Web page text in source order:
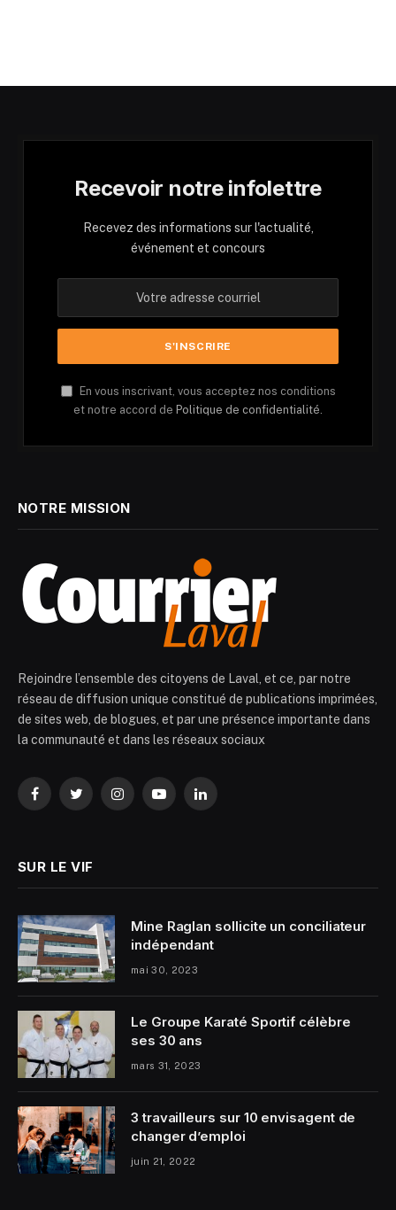
Recevoir notre infolettre
Recevez des informations sur l'actualité,
événement et concours
En vous inscrivant, vous acceptez nos conditions
et notre accord de Politique de confidentialité.
NOTRE MISSION
Rejoindre l’ensemble des citoyens de Laval, et ce, par notre
réseau de diffusion unique constitué de publications imprimées,
de sites web, de blogues, et par une présence importante dans
la communauté et dans les réseaux sociaux
FacebookTwitterInstagramYouTubeLinkedIn
SUR LE VIF
Mine Raglan sollicite un conciliateur
indépendant
mai 30, 2023
Le Groupe Karaté Sportif célèbre
ses 30 ans
mars 31, 2023
3 travailleurs sur 10 envisagent de
changer d’emploi
juin 21, 2022